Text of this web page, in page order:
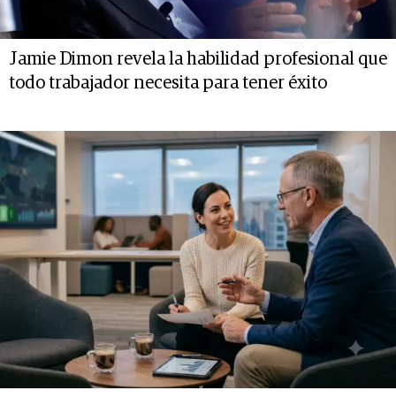
Jamie Dimon revela la habilidad profesional que
todo trabajador necesita para tener éxito